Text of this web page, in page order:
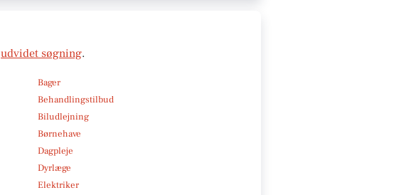
udvidet søgning.
Bager
Behandlingstilbud
Biludlejning
Børnehave
Dagpleje
Dyrlæge
Elektriker